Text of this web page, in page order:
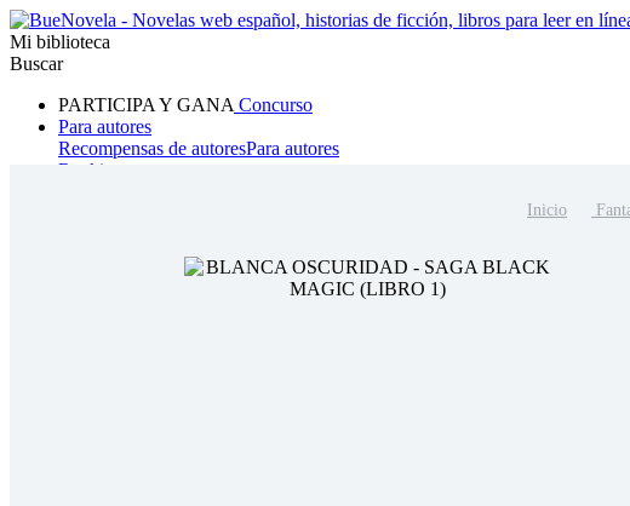
Mi biblioteca
Buscar
PARTICIPA Y GANA Concurso
Para autores
Recompensas de autoresPara autores
Ranking
Hombre lobo MafiaSistema FantasíaUrbano LGBTQ+
Inicio